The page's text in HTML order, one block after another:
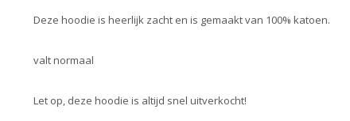
Deze hoodie is heerlijk zacht en is gemaakt van 100% katoen.
valt normaal
Let op, deze hoodie is altijd snel uitverkocht!